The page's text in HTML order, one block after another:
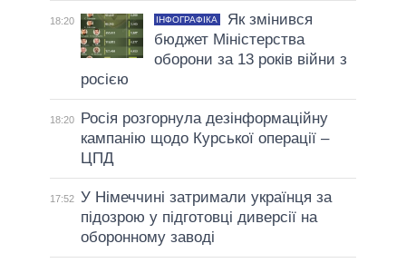
18:20 ІНФОГРАФІКА
Як змінився
бюджет Міністерства
оборони за 13 років війни з
росією
18:20
Росія розгорнула дезінформаційну
кампанію щодо Курської операції –
ЦПД
17:52 У Німеччині затримали українця за
підозрою у підготовці диверсії на
оборонному заводі